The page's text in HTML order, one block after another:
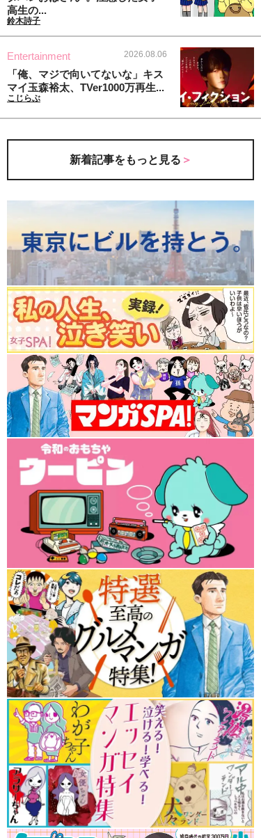
高生の...
鈴木詩子
Entertainment 2026.08.06
「俺、マジで向いてないな」キス
マイ玉森裕太、TVer1000万再生...
こじらぶ
新着記事をもっと見る